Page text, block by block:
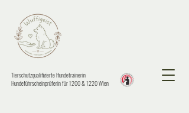
Tierschutzqualifizierte Hundetrainerin
Hundeführscheinprüferin für 1200 & 1220 Wien